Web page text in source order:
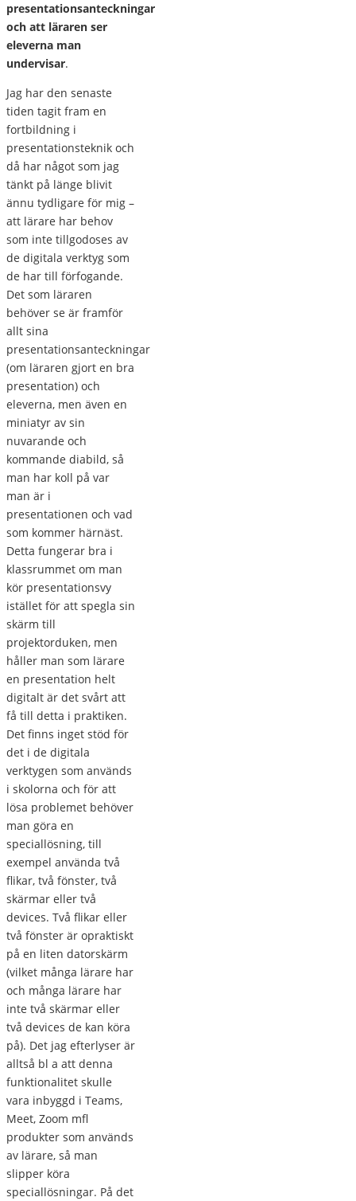
presentationsanteckningar
och att läraren ser
eleverna man
undervisar.
Jag har den senaste
tiden tagit fram en
fortbildning i
presentationsteknik och
då har något som jag
tänkt på länge blivit
ännu tydligare för mig –
att lärare har behov
som inte tillgodoses av
de digitala verktyg som
de har till förfogande.
Det som läraren
behöver se är framför
allt sina
presentationsanteckningar
(om läraren gjort en bra
presentation) och
eleverna, men även en
miniatyr av sin
nuvarande och
kommande diabild, så
man har koll på var
man är i
presentationen och vad
som kommer härnäst.
Detta fungerar bra i
klassrummet om man
kör presentationsvy
istället för att spegla sin
skärm till
projektorduken, men
håller man som lärare
en presentation helt
digitalt är det svårt att
få till detta i praktiken.
Det finns inget stöd för
det i de digitala
verktygen som används
i skolorna och för att
lösa problemet behöver
man göra en
speciallösning, till
exempel använda två
flikar, två fönster, två
skärmar eller två
devices. Två flikar eller
två fönster är opraktiskt
på en liten datorskärm
(vilket många lärare har
och många lärare har
inte två skärmar eller
två devices de kan köra
på). Det jag efterlyser är
alltså bl a att denna
funktionalitet skulle
vara inbyggd i Teams,
Meet, Zoom mfl
produkter som används
av lärare, så man
slipper köra
speciallösningar. På det